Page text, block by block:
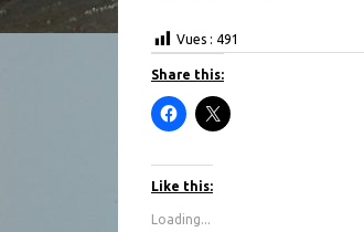
Vues : 491
Share this:
C
l
k
o
s
h
C
l
Like this:
Loading...